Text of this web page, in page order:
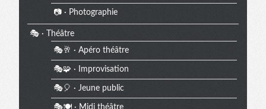
📷 · Photographie
🎭 · Théâtre
🎭🥂 · Apéro théâtre
🎭🧩 · Improvisation
🎭🎈 · Jeune public
🎭🍽️ · Midi théâtre